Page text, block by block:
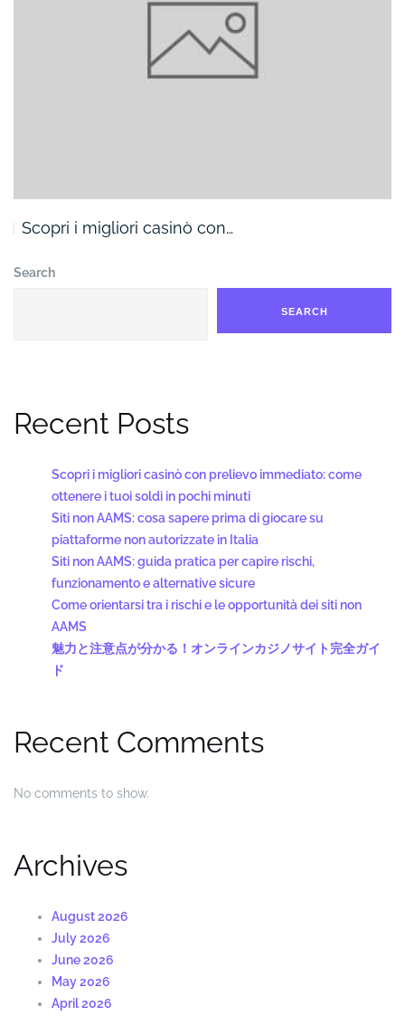
Scopri i migliori casinò con…
Search
SEARCH
Recent Posts
Scopri i migliori casinò con prelievo immediato: come
ottenere i tuoi soldi in pochi minuti
Siti non AAMS: cosa sapere prima di giocare su
piattaforme non autorizzate in Italia
Siti non AAMS: guida pratica per capire rischi,
funzionamento e alternative sicure
Come orientarsi tra i rischi e le opportunità dei siti non
AAMS
魅力と注意点が分かる！オンラインカジノサイト完全ガイ
ド
Recent Comments
No comments to show.
Archives
August 2026
July 2026
June 2026
May 2026
April 2026